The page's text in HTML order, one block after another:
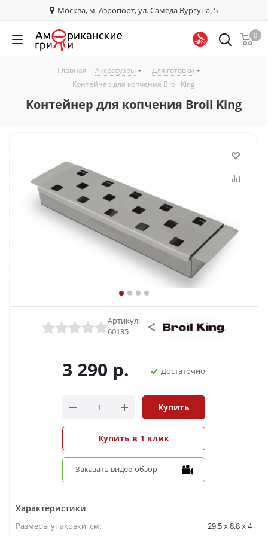
Москва, м. Аэропорт, ул. Самеда Вургуна, 5
0
Главная - Аксессуары - Для готовки
-
Контейнер для копчения Broil King
Контейнер для копчения Broil King
Артикул:
60185
3 290 р. Достаточно
Купить
Купить в 1 клик
Заказать видео обзор
Характеристики
Размеры упаковки, cм: 29.5 х 8.8 х 4